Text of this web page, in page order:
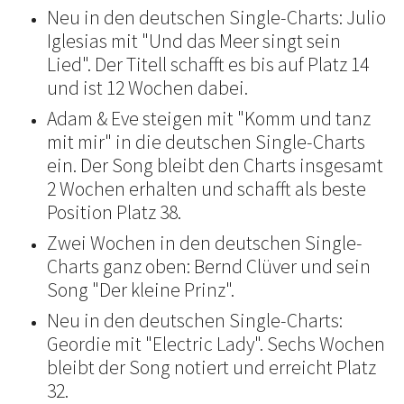
Neu in den deutschen Single-Charts: Julio
Iglesias mit "Und das Meer singt sein
Lied". Der Titell schafft es bis auf Platz 14
und ist 12 Wochen dabei.
Adam & Eve steigen mit "Komm und tanz
mit mir" in die deutschen Single-Charts
ein. Der Song bleibt den Charts insgesamt
2 Wochen erhalten und schafft als beste
Position Platz 38.
Zwei Wochen in den deutschen Single-
Charts ganz oben: Bernd Clüver und sein
Song "Der kleine Prinz".
Neu in den deutschen Single-Charts:
Geordie mit "Electric Lady". Sechs Wochen
bleibt der Song notiert und erreicht Platz
32.